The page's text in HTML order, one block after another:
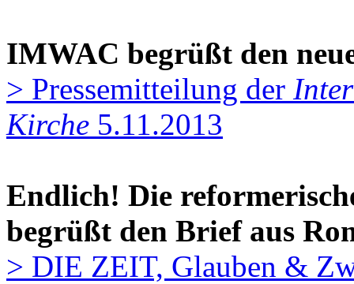
IMWAC begrüßt den
> Pressemitteilung der
Kirche 5.11.2013
Endlich! Die
begrüßt den Brief aus
> DIE ZEIT, Glauben &